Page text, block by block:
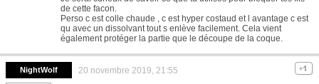
de cette facon.
Perso c est colle chaude , c est hyper costaud et l avantage c est
qu avec un dissolvant tout s enlève facilement. Cela vient
également protéger la partie que le découpe de la coque.
NightWolf 20 novembre 2019, 21:55